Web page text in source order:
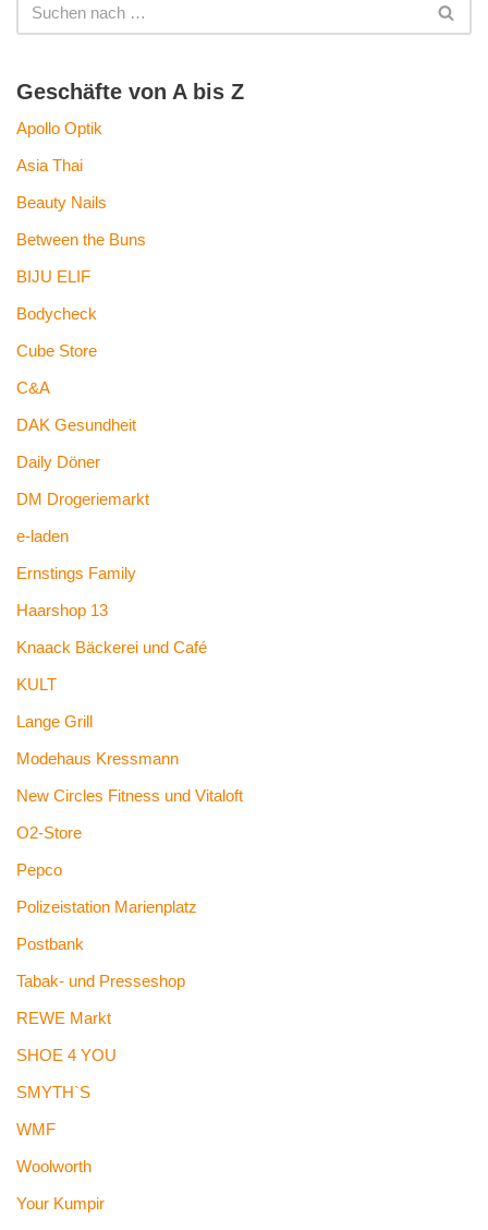
Geschäfte von A bis Z
Apollo Optik
Asia Thai
Beauty Nails
Between the Buns
BIJU ELIF
Bodycheck
Cube Store
C&A
DAK Gesundheit
Daily Döner
DM Drogeriemarkt
e-laden
Ernstings Family
Haarshop 13
Knaack Bäckerei und Café
KULT
Lange Grill
Modehaus Kressmann
New Circles Fitness und Vitaloft
O2-Store
Pepco
Polizeistation Marienplatz
Postbank
Tabak- und Presseshop
REWE Markt
SHOE 4 YOU
SMYTH`S
WMF
Woolworth
Your Kumpir